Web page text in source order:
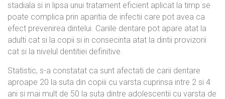
stadiala si in lipsa unui tratament eficient aplicat la timp se
poate complica prin aparitia de infectii care pot avea ca
efect prevenirea dintelui. Cariile dentare pot apare atat la
adulti cat si la copii si in consecinta atat la dintii provizorii
cat si la nivelul dentitiei definitive.
Statistic, s-a constatat ca sunt afectati de carii dentare
aproape 20 la suta din copiii cu varsta cuprinsa intre 2 si 4
ani si mai mult de 50 la suta dintre adolescentii cu varsta de